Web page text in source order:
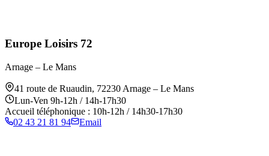
Europe Loisirs 72
Arnage – Le Mans
41 route de Ruaudin, 72230 Arnage – Le Mans
Lun-Ven 9h-12h / 14h-17h30
Accueil téléphonique : 10h-12h / 14h30-17h30
02 43 21 81 94
Email